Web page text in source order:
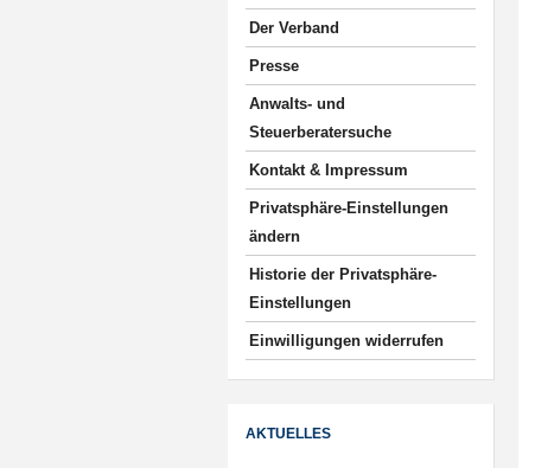
Der Verband
Presse
Anwalts- und
Steuerberatersuche
Kontakt & Impressum
Privatsphäre-Einstellungen
ändern
Historie der Privatsphäre-
Einstellungen
Einwilligungen widerrufen
AKTUELLES